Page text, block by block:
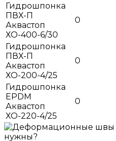
Гидрошпонка
ПВХ-П
Аквастоп
ХО-400-6/30
0
Гидрошпонка
ПВХ-П
Аквастоп
ХО-200-4/25
0
Гидрошпонка
EPDM
Аквастоп
ХО-220-4/25
0